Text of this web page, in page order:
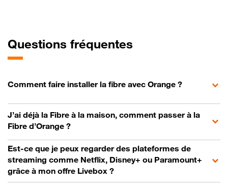
Questions fréquentes
Comment faire installer la fibre avec Orange ?
J’ai déjà la Fibre à la maison, comment passer à la
Fibre d’Orange ?
Est-ce que je peux regarder des plateformes de
streaming comme Netflix, Disney+ ou Paramount+
grâce à mon offre Livebox ?